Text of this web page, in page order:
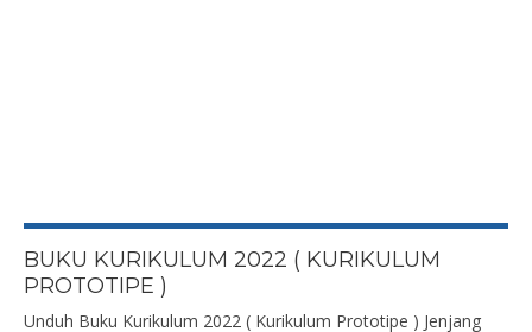
BUKU KURIKULUM 2022 ( KURIKULUM
PROTOTIPE )
Unduh Buku Kurikulum 2022 ( Kurikulum Prototipe ) Jenjang